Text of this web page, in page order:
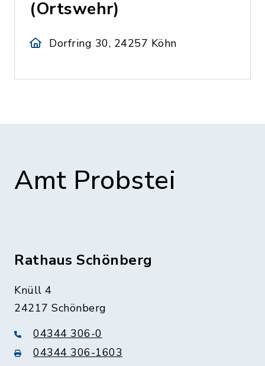
(Ortswehr)
Dorfring 30, 24257 Köhn
Amt Probstei
Rathaus Schönberg
Knüll 4
24217 Schönberg
04344 306-0
04344 306-1603